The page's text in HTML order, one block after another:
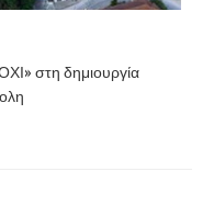
στη δημιουργία